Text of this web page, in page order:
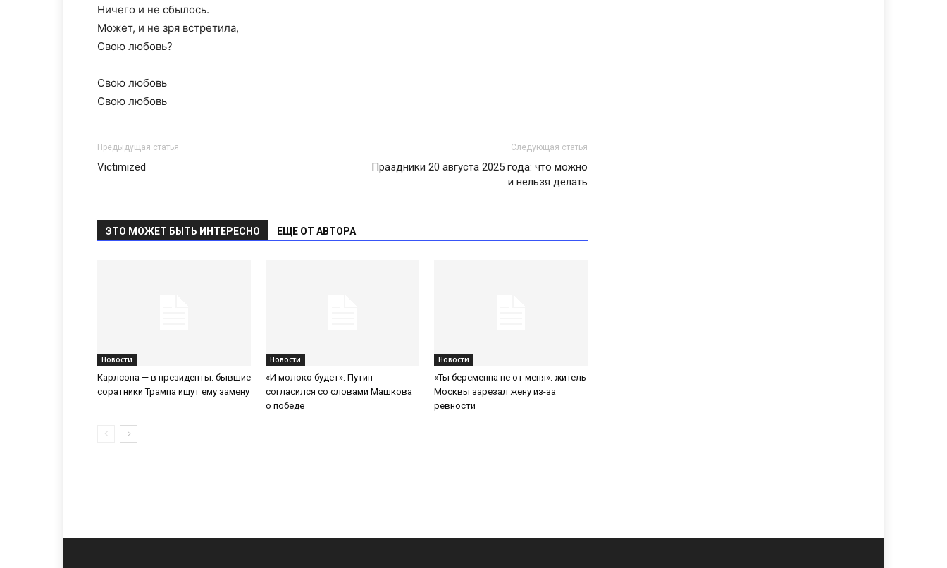
Ничего и не сбылось.
Может, и не зря встретила,
Свою любовь?
Свою любовь
Свою любовь
Предыдущая статья
Victimized
Следующая статья
Праздники 20 августа 2025 года: что можно
и нельзя делать
ЭТО МОЖЕТ БЫТЬ ИНТЕРЕСНО ЕЩЕ ОТ АВТОРА
Новости
Карлсона — в президенты: бывшие
соратники Трампа ищут ему замену
Новости
«И молоко будет»: Путин
согласился со словами Машкова
о победе
Новости
«Ты беременна не от меня»: житель
Москвы зарезал жену из-за
ревности